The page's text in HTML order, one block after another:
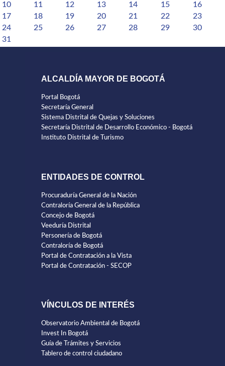
10
11 12 13 14 15
16
17
18 19 20 21 22
23
24
25 26 27 28 29
30
31
ALCALDÍA MAYOR DE BOGOTÁ
Portal Bogotá
Secretaría General
Sistema Distrital de Quejas y Soluciones
Secretaría Distrital de Desarrollo Económico - Bogotá
Instituto Distrital de Turismo
ENTIDADES DE CONTROL
Procuraduría General de la Nación
Contraloría General de la República
Concejo de Bogotá
Veeduría Distrital
Personería de Bogotá
Contraloría de Bogotá
Portal de Contratación a la Vista
Portal de Contratación - SECOP
VÍNCULOS DE INTERÉS
Observatorio Ambiental de Bogotá
Invest In Bogotá
Guía de Trámites y Servicios
Tablero de control ciudadano